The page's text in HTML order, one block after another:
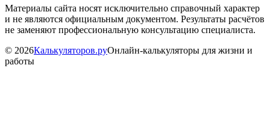
Материалы сайта носят исключительно справочный характер
и не являются официальным документом. Результаты расчётов
не заменяют профессиональную консультацию специалиста.
© 2026Калькуляторов.руОнлайн-калькуляторы для жизни и
работы